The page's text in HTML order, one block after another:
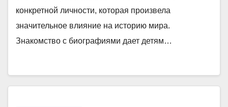
конкретной личности, которая произвела
значительное влияние на историю мира.
Знакомство с биографиями дает детям…